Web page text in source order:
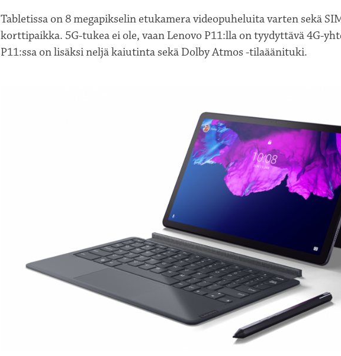
Tabletissa on 8 megapikselin etukamera videopuheluita varten sekä
korttipaikka. 5G-tukea ei ole, vaan Lenovo P11:lla on tyydyttävä 4G-
P11:ssa on lisäksi neljä kaiutinta sekä Dolby Atmos -tilaäänituki.